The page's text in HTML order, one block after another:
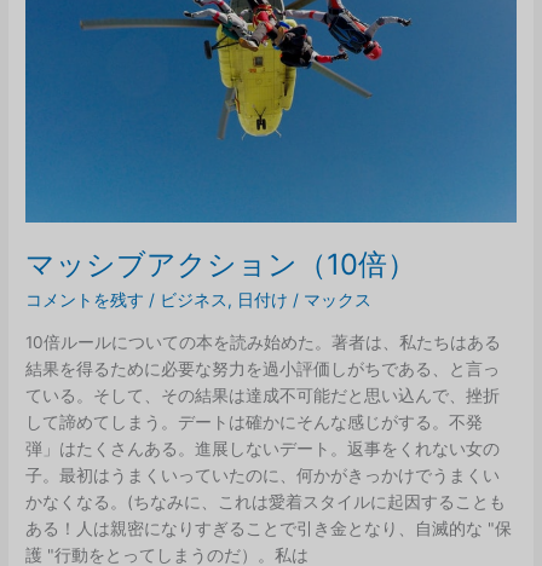
マッシブアクション（10倍）
コメントを残す / ビジネス, 日付け / マックス
10倍ルールについての本を読み始めた。著者は、私たちはある
結果を得るために必要な努力を過小評価しがちである、と言っ
ている。そして、その結果は達成不可能だと思い込んで、挫折
して諦めてしまう。デートは確かにそんな感じがする。不発
弾」はたくさんある。進展しないデート。返事をくれない女の
子。最初はうまくいっていたのに、何かがきっかけでうまくい
かなくなる。(ちなみに、これは愛着スタイルに起因することも
ある！人は親密になりすぎることで引き金となり、自滅的な "保
護 "行動をとってしまうのだ）。私は